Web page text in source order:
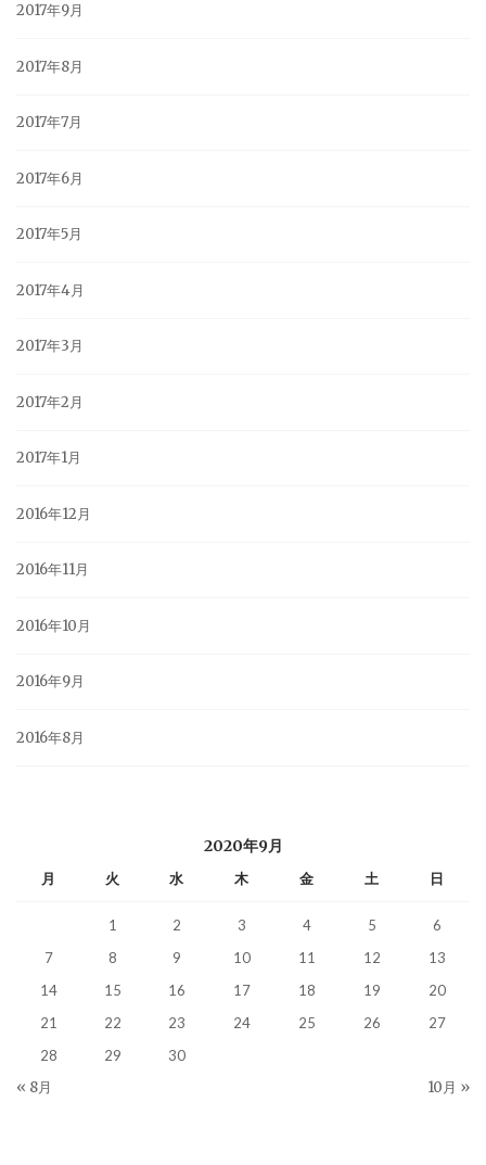
2017年9月
2017年8月
2017年7月
2017年6月
2017年5月
2017年4月
2017年3月
2017年2月
2017年1月
2016年12月
2016年11月
2016年10月
2016年9月
2016年8月
2020年9月
月 火 水 木 金 土 日
1 2 3 4 5
6
7
8 9 10 11 12
13
14
15 16 17 18 19
20
21
22 23 24 25 26
27
28
29 30
« 8月 10月 »